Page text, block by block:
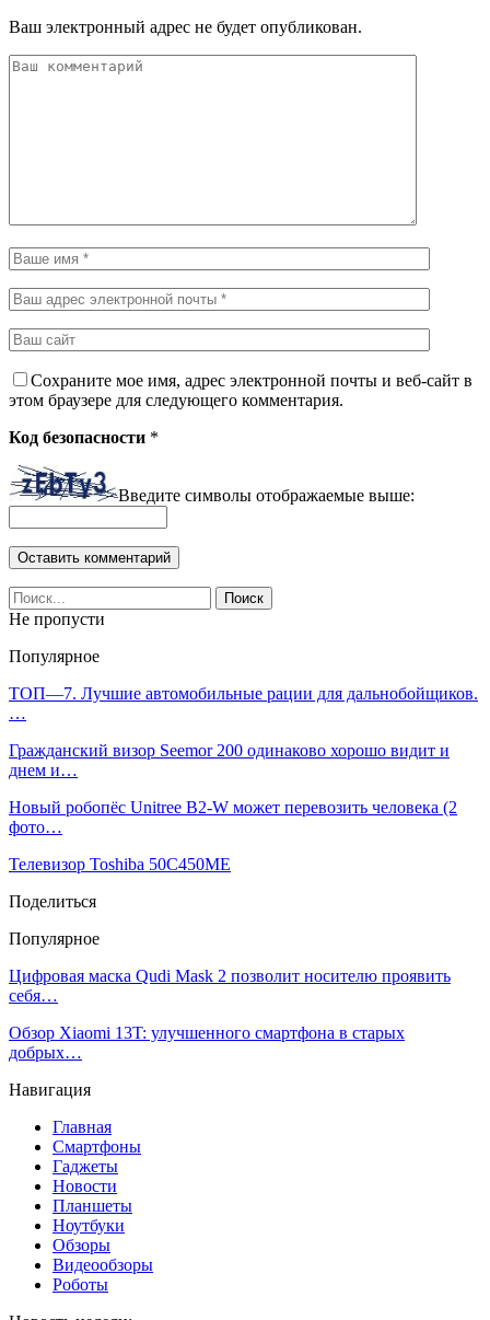
Ваш электронный адрес не будет опубликован.
Сохраните мое имя, адрес электронной почты и веб-сайт в
этом браузере для следующего комментария.
Код безопасности *
Введите символы отображаемые выше:
Не пропусти
Популярное
ТОП—7. Лучшие автомобильные рации для дальнобойщиков.
…
Гражданский визор Seemor 200 одинаково хорошо видит и
днем и…
Новый робопёс Unitree B2-W может перевозить человека (2
фото…
Телевизор Toshiba 50C450ME
Поделиться
Популярное
Цифровая маска Qudi Mask 2 позволит носителю проявить
себя…
Обзор Xiaomi 13T: улучшенного смартфона в старых
добрых…
Навигация
Главная
Смартфоны
Гаджеты
Новости
Планшеты
Ноутбуки
Обзоры
Видеообзоры
Роботы